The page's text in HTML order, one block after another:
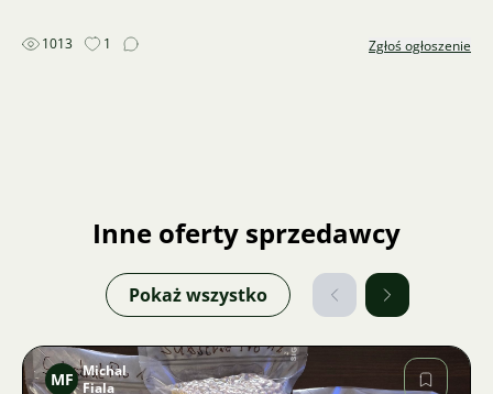
1013 1 Zgłoś ogłoszenie
Inne oferty sprzedawcy
Pokaż wszystko
MF Michal
Fiala